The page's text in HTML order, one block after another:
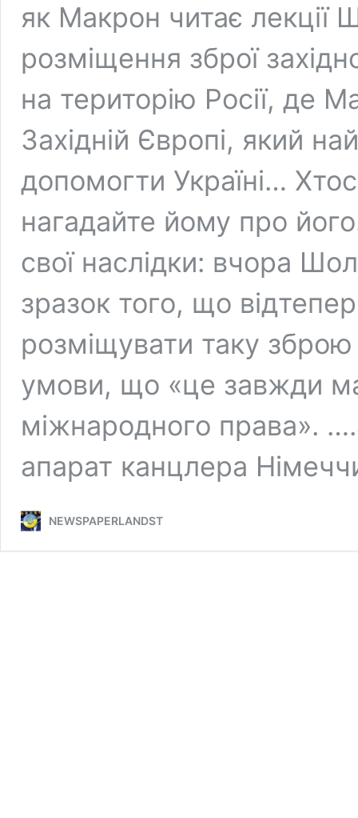
як Макрон читає лекції
розміщення зброї
на територію Росії, де
Західній Європі, який
допомогти Україні…
нагадайте йому про
свої наслідки: вчора
зразок того, що
розміщувати таку
умови, що «це завжди
міжнародного права».
апарат канцлера
NEWSPAPERLANDST